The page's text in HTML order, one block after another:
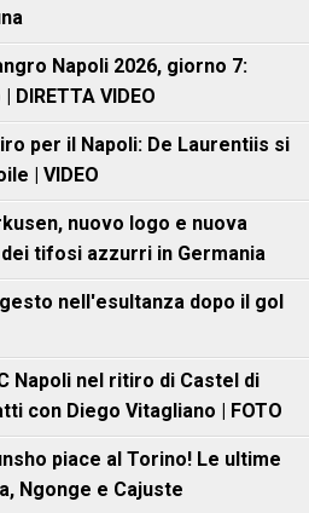
Napoli 2026, giorno 7:
VIDEO
per il Napoli: De Laurentiis si
| VIDEO
nuovo logo e nuova
tifosi azzurri in Germania
nell'esultanza dopo il gol
Napoli nel ritiro di Castel di
con Diego Vitagliano | FOTO
piace al Torino! Le ultime
Ngonge e Cajuste